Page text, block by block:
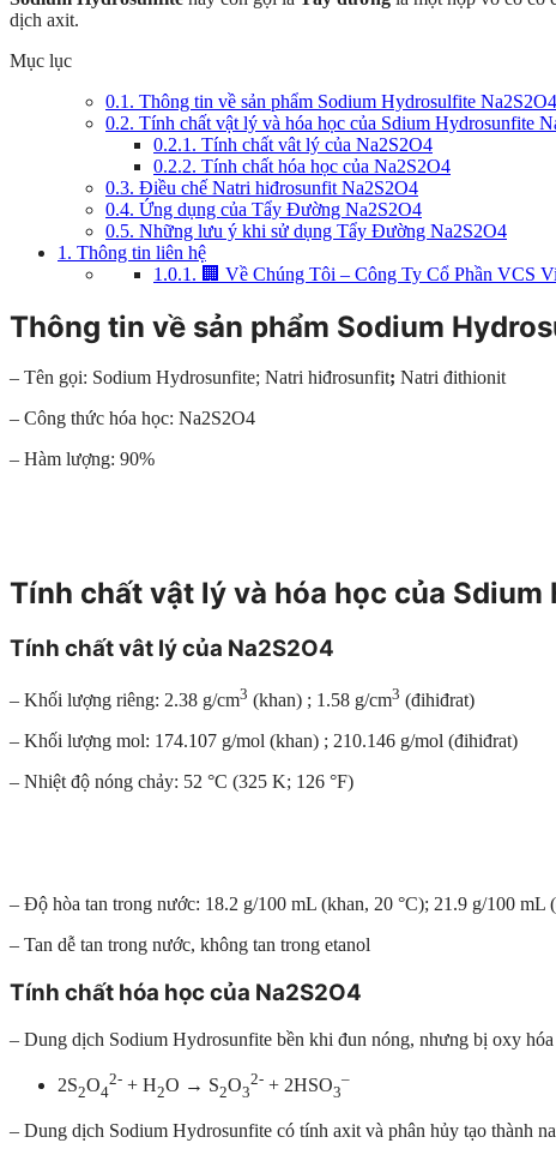
dịch axit.
Mục lục
0.1. Thông tin về sản phẩm Sodium Hydrosulfite Na2S2O4
0.2. Tính chất vật lý và hóa học của Sdium Hydrosunfite
0.2.1. Tính chất vât lý của Na2S2O4
0.2.2. Tính chất hóa học của Na2S2O4
0.3. Điều chế Natri hiđrosunfit Na2S2O4
0.4. Ứng dụng của Tẩy Đường Na2S2O4
0.5. Những lưu ý khi sử dụng Tẩy Đường Na2S2O4
1. Thông tin liên hệ
1.0.1. 🏢 Về Chúng Tôi – Công Ty Cổ Phần VCS
Thông tin về sản phẩm Sodium
– Tên gọi: Sodium Hydrosunfite; Natri hiđrosunfit; Natri đithionit
– Công thức hóa học: Na2S2O4
– Hàm lượng: 90%
Tính chất vật lý và hóa học của
Tính chất vât lý của Na2S2O4
– Khối lượng riêng: 2.38 g/cm3 (khan) ; 1.58 g/cm3 (đihiđrat)
– Khối lượng mol: 174.107 g/mol (khan) ; 210.146 g/mol (đihiđrat)
– Nhiệt độ nóng chảy: 52 °C (325 K; 126 °F)
– Độ hòa tan trong nước: 18.2 g/100 mL (khan, 20 °C); 21.9 g/100 mL
– Tan dễ tan trong nước, không tan trong etanol
Tính chất hóa học của Na2S2O4
– Dung dịch Sodium Hydrosunfite bền khi đun nóng, nhưng bị oxy
2S2O4
2- + H2O → S2O3
2- + 2HSO3
–
– Dung dịch Sodium Hydrosunfite có tính axit và phân hủy tạo thành